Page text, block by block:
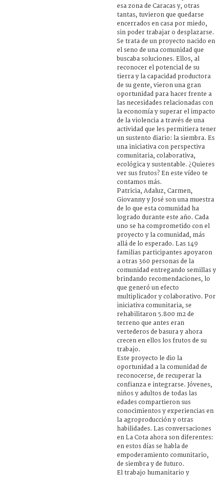
esa zona de Caracas y, otras
tantas, tuvieron que quedarse
encerrados en casa por miedo,
sin poder trabajar o desplazarse.
Se trata de un proyecto nacido en
el seno de una comunidad que
buscaba soluciones. Ellos, al
reconocer el potencial de su
tierra y la capacidad productora
de su gente, vieron una gran
oportunidad para hacer frente a
las necesidades relacionadas con
la economía y superar el impacto
de la violencia a través de una
actividad que les permitiera tener
un sustento diario: la siembra. Es
una iniciativa con perspectiva
comunitaria, colaborativa,
ecológica y sustentable. ¿Quieres
ver sus frutos? En este vídeo te
contamos más.
Patricia, Adaluz, Carmen,
Giovanny y José son una muestra
de lo que esta comunidad ha
logrado durante este año. Cada
uno se ha comprometido con el
proyecto y la comunidad, más
allá de lo esperado. Las 149
familias participantes apoyaron
a otras 360 personas de la
comunidad entregando semillas y
brindando recomendaciones, lo
que generó un efecto
multiplicador y colaborativo. Por
iniciativa comunitaria, se
rehabilitaron 5.800 m2 de
terreno que antes eran
vertederos de basura y ahora
crecen en ellos los frutos de su
trabajo.
Este proyecto le dio la
oportunidad a la comunidad de
reconocerse, de recuperar la
confianza e integrarse. Jóvenes,
niños y adultos de todas las
edades compartieron sus
conocimientos y experiencias en
la agroproducción y otras
habilidades. Las conversaciones
en La Cota ahora son diferentes:
en estos días se habla de
empoderamiento comunitario,
de siembra y de futuro.
El trabajo humanitario y